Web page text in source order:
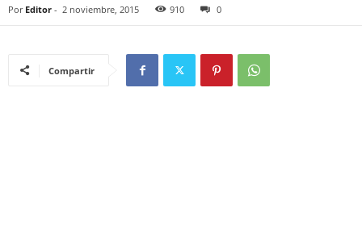
Por Editor - 2 noviembre, 2015 910 0
Compartir